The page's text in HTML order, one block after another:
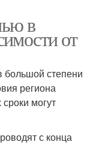
в
от
большой степени
региона
могут
с конца